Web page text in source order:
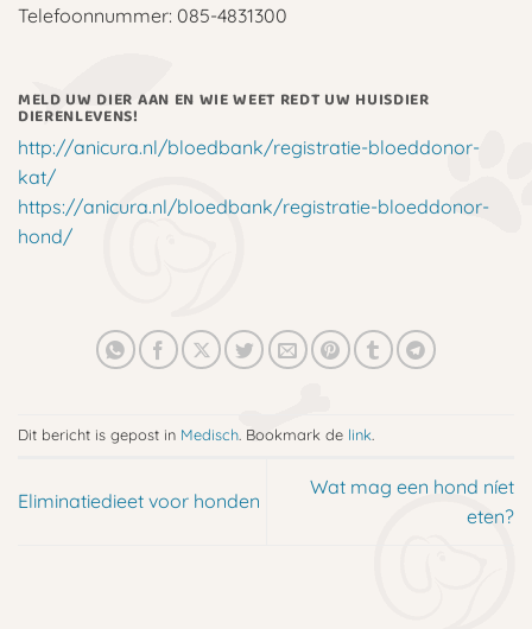
Telefoonnummer: 085-4831300
MELD UW DIER AAN EN WIE WEET REDT UW HUISDIER
DIERENLEVENS!
http://anicura.nl/bloedbank/registratie-bloeddonor-
kat/
https://anicura.nl/bloedbank/registratie-bloeddonor-
hond/
Dit bericht is gepost in Medisch . Bookmark de link
Eliminatiedieet voor honden
Wat mag een hond níet
eten?